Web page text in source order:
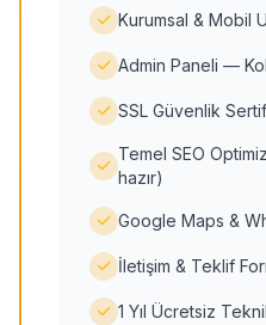
Kurumsal & Mobil
Admin Paneli —
SSL Güvenlik
Temel SEO
hazır)
Google Maps &
İletişim & Teklif
1 Yıl Ücretsiz